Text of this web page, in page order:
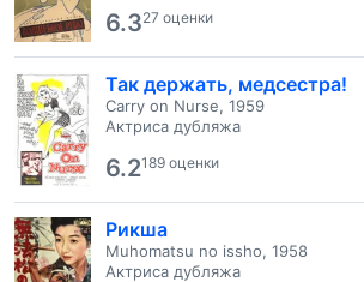
6.327 оценки
Так держать, медсестра!
Carry on Nurse, 1959
Актриса дубляжа
6.2189 оценки
Рикша
Muhomatsu no issho, 1958
Актриса дубляжа